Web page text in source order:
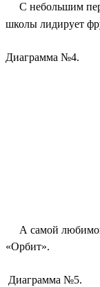
С небольшим
школы лидирует
Диаграмма №4.
А самой любимой
«Орбит».
Диаграмма №5.